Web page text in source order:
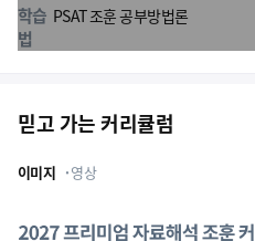
학습
법
PSAT 조훈 공부방법론
믿고 가는 커리큘럼
이미지 영상